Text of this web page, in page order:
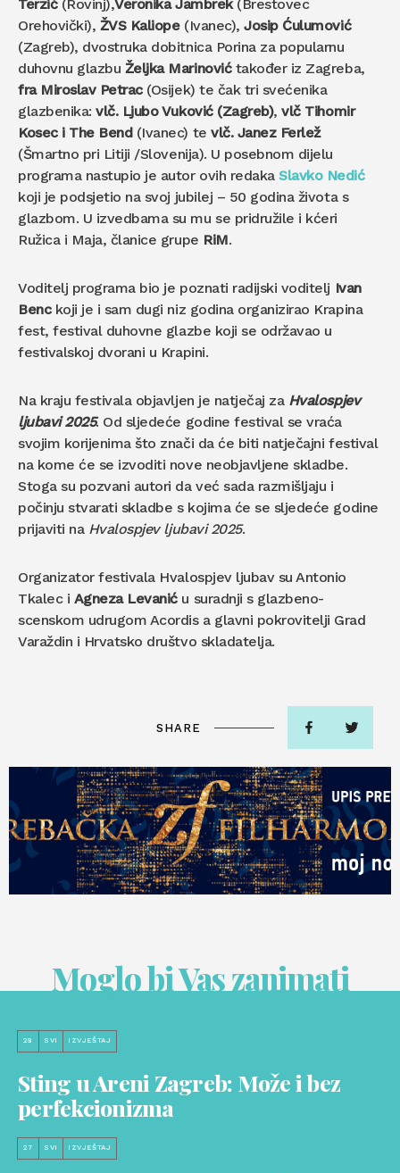
Terzić(Rovinj),Veronika Jambrek(Brestovec
Orehovički), ŽVS Kaliope(Ivanec),Josip Ćulumović
(Zagreb), dvostruka dobitnica Porina za popularnu
duhovnu glazbu Željka Marinovićtakođer iz Zagreba,
fra Miroslav Petrac(Osijek) te čak tri svećenika
glazbenika:vlč. Ljubo Vuković (Zagreb),vlč Tihomir
Kosec i The Bend (Ivanec) tevlč. Janez Ferlež
(Šmartno pri Litiji /Slovenija). U posebnom dijelu
programa nastupio je autor ovih redakaSlavko Nedić
koji je podsjetio na svoj jubilej – 50 godina života s
glazbom. U izvedbama su mu se pridružile i kćeri
Ružica i Maja, članice grupe RiM.
Voditelj programa bio je poznati radijski voditelj Ivan
Benckoji je i sam dugi niz godina organizirao Krapina
fest, festival duhovne glazbe koji se održavao u
festivalskoj dvorani u Krapini.
Na kraju festivala objavljen je natječaj za Hvalospjev
ljubavi 2025. Od sljedeće godine festival se vraća
svojim korijenima što znači da će biti natječajni festival
na kome će se izvoditi nove neobjavljene skladbe.
Stoga su pozvani autori da već sada razmišljaju i
počinju stvarati skladbe s kojima će se sljedeće godine
prijaviti na Hvalospjev ljubavi 2025.
Organizator festivala Hvalospjev ljubav su Antonio
Tkalec i Agneza Levaniću suradnji s glazbeno-
scenskom udrugom Acordis a glavni pokrovitelji Grad
Varaždin i Hrvatsko društvo skladatelja.
SHARE
Moglo bi Vas zanimati
28 SVI IZVJEŠTAJ
Sting u Areni Zagreb: Može i bez
perfekcionizma
27 SVI IZVJEŠTAJ